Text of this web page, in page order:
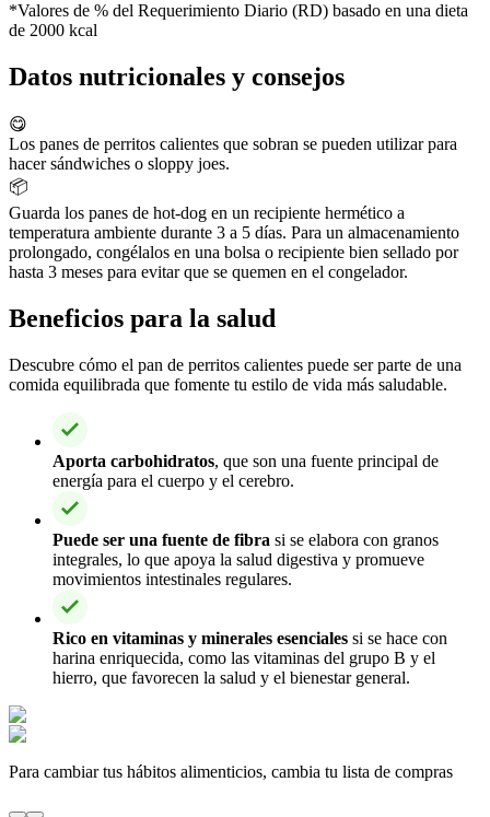
*Valores de % del Requerimiento Diario (RD) basado en una dieta
de 2000 kcal
Datos nutricionales y consejos
😋
Los panes de perritos calientes que sobran se pueden utilizar para
hacer sándwiches o sloppy joes.
📦
Guarda los panes de hot-dog en un recipiente hermético a
temperatura ambiente durante 3 a 5 días. Para un almacenamiento
prolongado, congélalos en una bolsa o recipiente bien sellado por
hasta 3 meses para evitar que se quemen en el congelador.
Beneficios para la salud
Descubre cómo el pan de perritos calientes puede ser parte de una
comida equilibrada que fomente tu estilo de vida más saludable.
Aporta carbohidratos, que son una fuente principal de
energía para el cuerpo y el cerebro.
Puede ser una fuente de fibra si se elabora con granos
integrales, lo que apoya la salud digestiva y promueve
movimientos intestinales regulares.
Rico en vitaminas y minerales esenciales si se hace con
harina enriquecida, como las vitaminas del grupo B y el
hierro, que favorecen la salud y el bienestar general.
Para cambiar tus hábitos alimenticios, cambia tu lista de compras